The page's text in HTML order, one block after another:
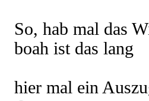
So, hab mal das
boah ist das lang
hier mal ein